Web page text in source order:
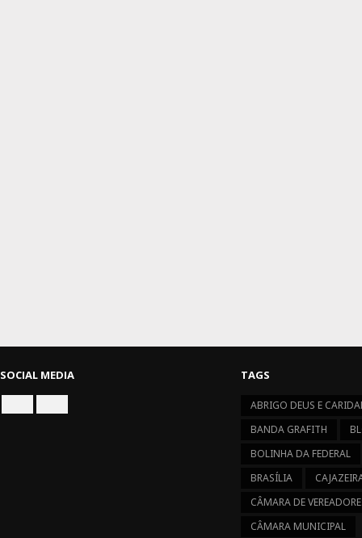
SOCIAL MEDIA
CONNECT
TAGS
ABRIGO DEUS E
BANDA GRAFITH
BOLINHA DA FEDERAL
BRASÍLIA
CÂMARA DE
CÂMARA MUNICIPAL